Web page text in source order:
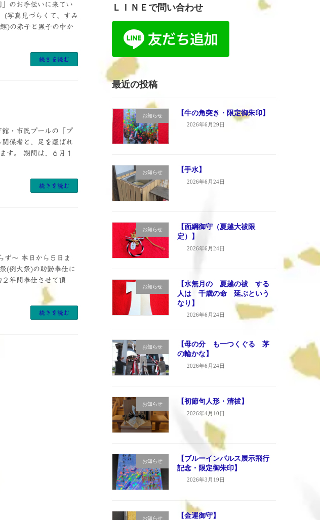
のお手伝いに来てい
(写真見づらくて、すみ
)の赤子と黒子の中か
続きを読む
・市民プールの「プ
係者と、足を運ばれ
す。 期間は、６月１
続きを読む
ず～ 本日から５日ま
(例大祭)の助勤奉仕に
年間奉仕させて頂
続きを読む
ＬＩＮＥで問い合わせ
最近の投稿
お知らせ 【牛の角突き・限定御朱印】
2026年6月29日
お知らせ 【手水】
2026年6月24日
お知らせ
【面綱御守（夏越大祓限
定）】
2026年6月24日
お知らせ
【水無月の 夏越の祓 する
人は 千歳の命 延ぶという
なり】
2026年6月24日
お知らせ
【母の分 も一つくぐる 茅
の輪かな】
2026年6月24日
お知らせ 【初節句人形・清祓】
2026年4月10日
お知らせ
【ブルーインパルス展示飛行
記念・限定御朱印】
2026年3月19日
お知らせ 【金運御守】